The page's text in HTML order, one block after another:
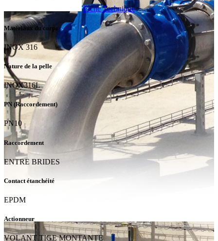
Fiche Technique
Matériaux du corps
INOX 316
Nature de la pelle
INOX316L
PN (Raccordement)
PN10
Raccordement
ENTRE BRIDES
Contact étanchéité
EPDM
Actionneur
VOLANT TIGE MONTANTE